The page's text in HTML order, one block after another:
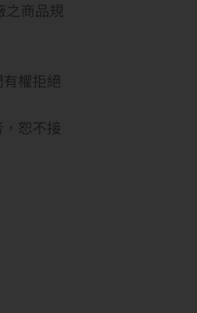
商品規
權拒絕
恕不接